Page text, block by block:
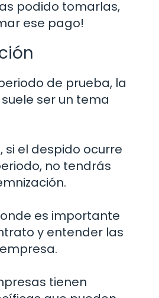
podido tomarlas,
ese pago!
de prueba, la
ser un tema
si el despido ocurre
no tendrás
es importante
y entender las
tienen